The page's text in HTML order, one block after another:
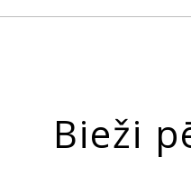
Bieži